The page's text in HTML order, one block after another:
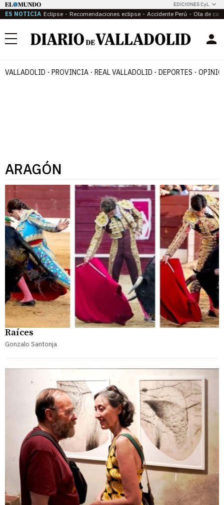
EDICIONES CyL
ES NOTICIA Eclipse Recomendaciones eclipse Accidente Perú Ola de
Menú
VALLADOLID PROVINCIA REAL VALLADOLID DEPORTES
ARAGÓN
Raíces
Gonzalo Santonja